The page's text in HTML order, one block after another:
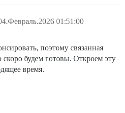
01:51:00
поэтому связанная
скоро будем готовы. Откроем эту
время.